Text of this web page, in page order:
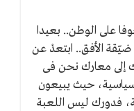
على الوطن.. بعيدا
الأفق.. ابتعدْ عن
إلى معارك نحن فى
حيث يبيعون
فدورك ليس اللعبة